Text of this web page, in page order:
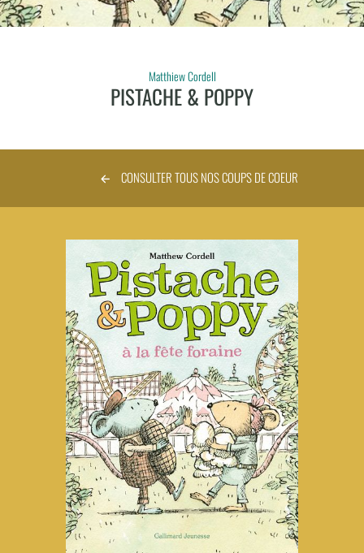
Matthiew Cordell
PISTACHE & POPPY
CONSULTER TOUS NOS COUPS DE COEUR